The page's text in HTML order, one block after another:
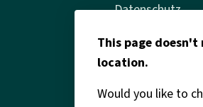
Datenschutz
Impressum
Rechtliches
This page
location.
Would you like to